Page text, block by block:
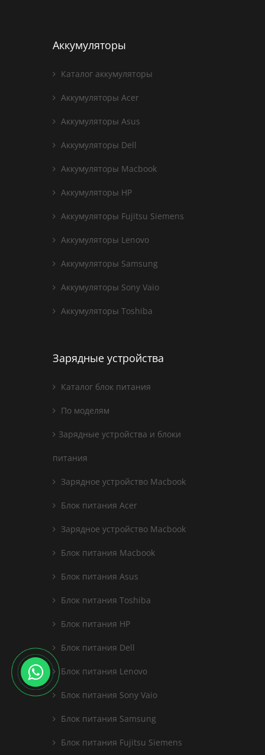
Аккумуляторы
Каталог аккумуляторы
Аккумуляторы Acer
Аккумуляторы Asus
Аккумуляторы Dell
Аккумуляторы Macbook
Аккумуляторы HP
Аккумуляторы Fujitsu Siemens
Аккумуляторы Lenovo
Аккумуляторы Samsung
Аккумуляторы Sony Vaio
Аккумуляторы Toshiba
Зарядные устройства
Каталог блок питания
По моделям
Зарядные устройства и блоки
питания
Зарядное устройство Macbook
Блок питания Acer
Зарядное устройство Macbook
Блок питания Macbook
Блок питания Asus
Блок питания Toshiba
Блок питания HP
Блок питания Dell
Блок питания Lenovo
Блок питания Sony Vaio
Блок питания Samsung
Блок питания Fujitsu Siemens